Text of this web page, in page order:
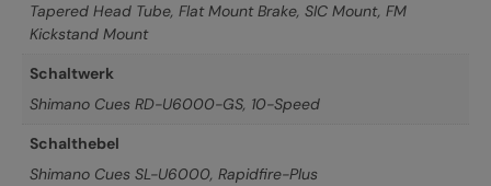
Tapered Head Tube, Flat Mount Brake, SIC Mount, FM
Kickstand Mount
Schaltwerk
Shimano Cues RD-U6000-GS, 10-Speed
Schalthebel
Shimano Cues SL-U6000, Rapidfire-Plus